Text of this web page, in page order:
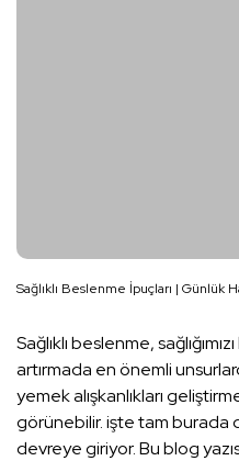
Sağlıklı Beslenme İpuçları | Günlük
Sağlıklı beslenme,
artırmada en önemli
yemek alışkanlıkları
görünebilir. işte tam burada
devreye giriyor. Bu blog